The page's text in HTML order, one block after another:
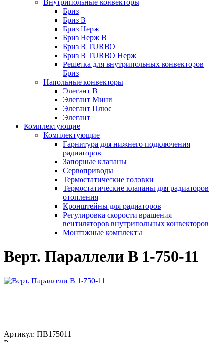
Внутрипольные конвекторы
Бриз
Бриз В
Бриз Нерж
Бриз Нерж В
Бриз В TURBO
Бриз В TURBO Нерж
Решетка для внутрипольных конвекторов
Бриз
Напольные конвекторы
Элегант В
Элегант Мини
Элегант Плюс
Элегант
Комплектующие
Комплектующие
Гарнитура для нижнего подключения
радиаторов
Запорные клапаны
Сервоприводы
Термостатические головки
Термостатические клапаны для радиаторов
отопления
Кронштейны для радиаторов
Регулировка скорости вращения
вентиляторов внутрипольных конвекторов
Монтажные комплекты
Верт. Параллели В 1-750-11
Артикул: ПВ175011